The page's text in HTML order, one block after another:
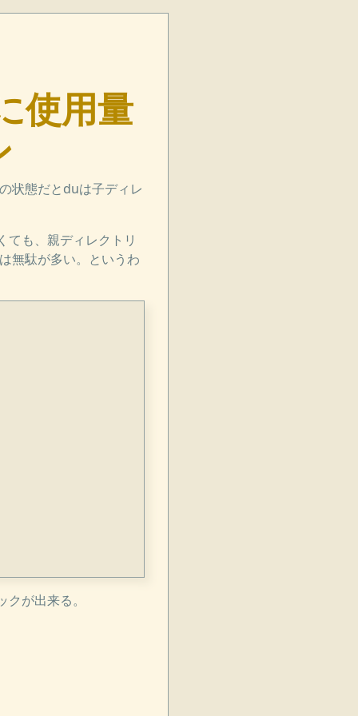
使用量
状態だとduは子ディレ
ても、親ディレクトリ
無駄が多い。というわ
が出来る。